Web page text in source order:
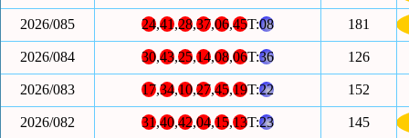
2026/085 24,41,28,37,06,45T:08 181
2026/084 30,43,25,14,08,06T:36 126
2026/083 17,34,10,27,45,19T:22 152
2026/082 31,40,42,04,15,13T:23 145